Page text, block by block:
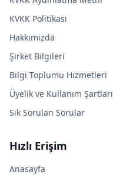
KVKK Politikası
Hakkımızda
Şirket Bilgileri
Bilgi Toplumu Hizmetleri
Üyelik ve Kullanım Şartları
Sık Sorulan Sorular
Hızlı Erişim
Anasayfa